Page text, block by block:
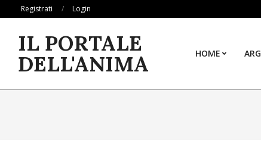
content
Registrati Login
IL PORTALE
DELL'ANIMA HOME